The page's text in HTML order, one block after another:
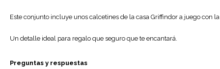
Este conjunto incluye unos calcetines de la casa Griffindor a juego con la
Un detalle ideal para regalo que seguro que te encantará.
Preguntas y respuestas